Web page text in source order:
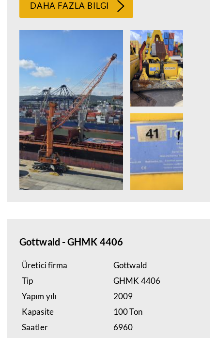
DAHA FAZLA BILGI
Gottwald - GHMK 4406
Üretici firma
Gottwald
Tip
GHMK 4406
Yapım yılı
2009
Kapasite
100 Ton
Saatler
6960